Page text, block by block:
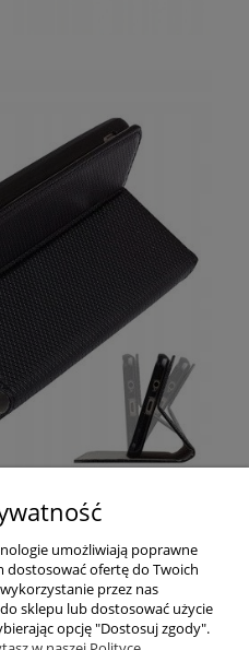
i dostawa
umożliwiają poprawne
dostosować ofertę do Twoich
przez nas
sklepu lub dostosować użycie
opcję "Dostosuj zgody".